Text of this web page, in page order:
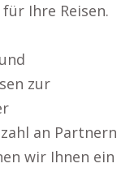
Ihre Reisen.
zur
an Partnern
wir Ihnen ein